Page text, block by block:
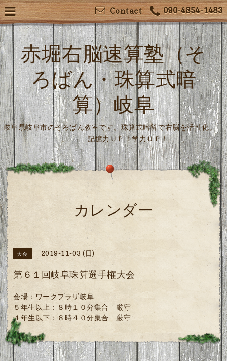
090-4854-1483
Contact
赤堀右脳速算塾（そ
ろばん・珠算式暗
算）岐阜
岐阜県岐阜市のそろばん教室です。珠算式暗算で右脳を活性化。
記憶力ＵＰ！学力ＵＰ！
カレンダー
大会 2019-11-03 (日)
第６１回岐阜珠算選手権大会
会場：ワークプラザ岐阜
５年生以上：８時１０分集合 厳守
４年生以下：８時４０分集合 厳守